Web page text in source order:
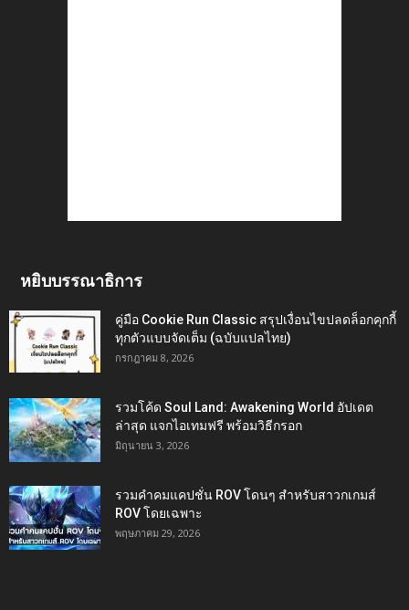
หยิบบรรณาธิการ
คู่มือ Cookie Run Classic สรุปเงื่อนไขปลดล็อกคุกกี้
ทุกตัวแบบจัดเต็ม (ฉบับแปลไทย)
กรกฎาคม 8, 2026
รวมโค้ด Soul Land: Awakening World อัปเดต
ล่าสุด แจกไอเทมฟรี พร้อมวิธีกรอก
มิถุนายน 3, 2026
รวมคำคมแคปชั่น ROV โดนๆ สำหรับสาวกเกมส์
ROV โดยเฉพาะ
พฤษภาคม 29, 2026